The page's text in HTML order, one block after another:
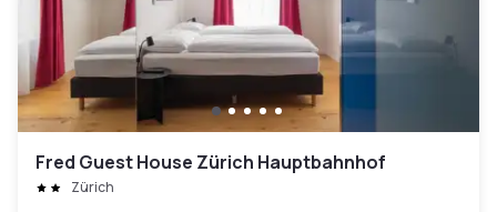
Fred Guest House Zürich Hauptbahnhof
Zürich